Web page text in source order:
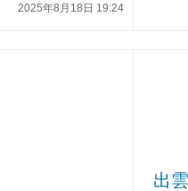
2025年8月18日 19:24
出